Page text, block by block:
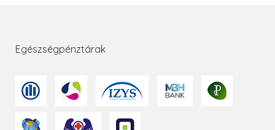
Egészségpénztárak